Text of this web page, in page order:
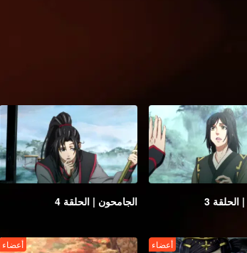
3 الجامحون | الحلقة 4
أعضاء أعضاء